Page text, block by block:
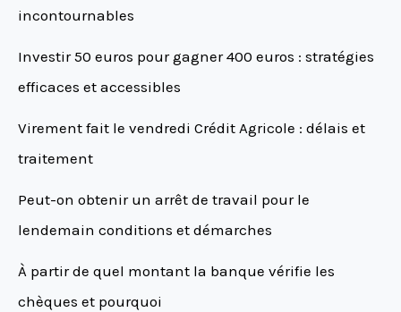
incontournables
Investir 50 euros pour gagner 400 euros : stratégies
efficaces et accessibles
Virement fait le vendredi Crédit Agricole : délais et
traitement
Peut-on obtenir un arrêt de travail pour le
lendemain conditions et démarches
À partir de quel montant la banque vérifie les
chèques et pourquoi